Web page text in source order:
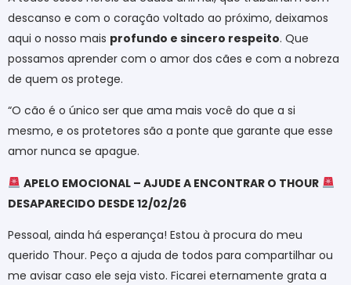
descanso e com o coração voltado ao próximo, deixamos
aqui o nosso mais profundo e sincero respeito. Que
possamos aprender com o amor dos cães e com a nobreza
de quem os protege.
“O cão é o único ser que ama mais você do que a si
mesmo, e os protetores são a ponte que garante que esse
amor nunca se apague.
APELO EMOCIONAL – AJUDE A ENCONTRAR O THOUR
DESAPARECIDO DESDE 12/02/26
Pessoal, ainda há esperança! Estou à procura do meu
querido Thour. Peço a ajuda de todos para compartilhar ou
me avisar caso ele seja visto. Ficarei eternamente grata a